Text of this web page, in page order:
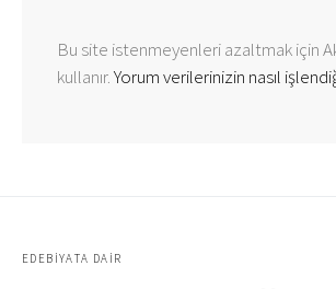
Bu site istenmeyenleri azaltmak için
kullanır.Yorum verilerinizin nasıl
EDEBIYATA DAIR